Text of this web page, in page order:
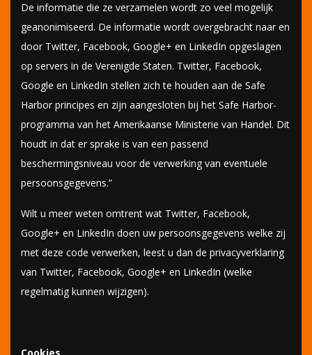
De informatie die ze verzamelen wordt zo veel mogelijk
geanonimiseerd. De informatie wordt overgebracht naar en
door Twitter, Facebook, Google+ en LinkedIn opgeslagen
op servers in de Verenigde Staten. Twitter, Facebook,
Google en LinkedIn stellen zich te houden aan de Safe
Harbor principes en zijn aangesloten bij het Safe Harbor-
programma van het Amerikaanse Ministerie van Handel. Dit
houdt in dat er sprake is van een passend
beschermingsniveau voor de verwerking van eventuele
persoonsgegevens.”
Wilt u meer weten omtrent wat Twitter, Facebook,
Google+ en LinkedIn doen uw persoonsgegevens welke zij
met deze code verwerken, leest u dan de privacyverklaring
van Twitter, Facebook, Google+ en LinkedIn (welke
regelmatig kunnen wijzigen).